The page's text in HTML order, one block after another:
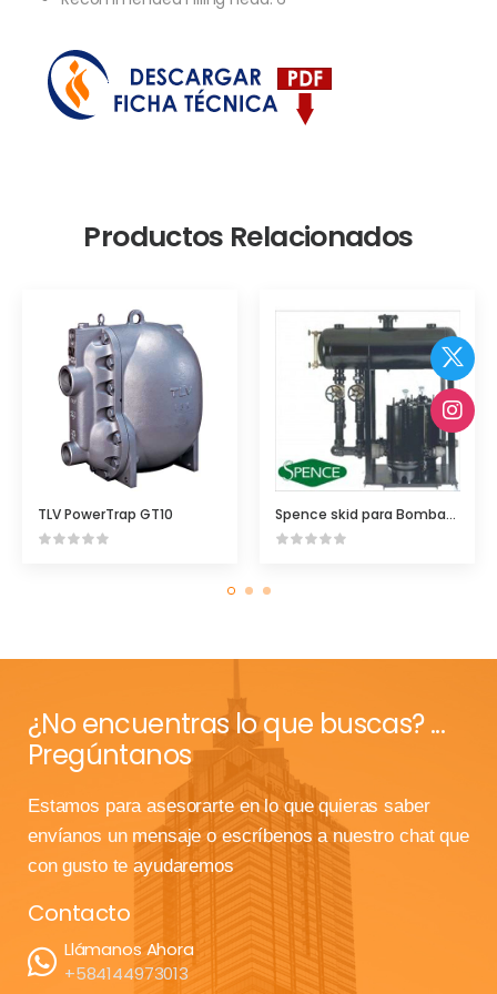
Productos Relacionados
TLV PowerTrap GT10 Spence skid para Bombas de Condesado Commader
¿No encuentras lo que buscas? ...
Pregúntanos
Estamos para asesorarte en lo que quieras saber
envíanos un mensaje o escríbenos a nuestro chat que
con gusto te ayudaremos
Contacto
Llámanos Ahora
+584144973013